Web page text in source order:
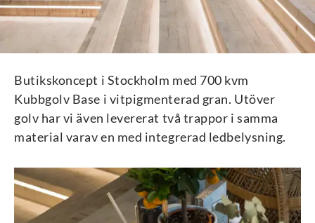
Butikskoncept i Stockholm med 700 kvm
Kubbgolv Base i vitpigmenterad gran. Utöver
golv har vi även levererat två trappor i samma
material varav en med integrerad ledbelysning.